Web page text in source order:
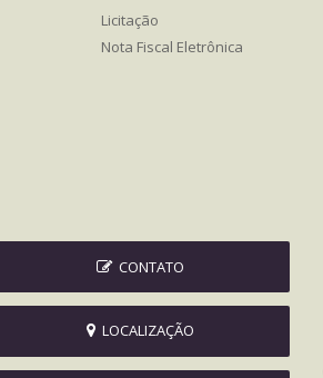
Licitação
Nota Fiscal Eletrônica
CONTATO
LOCALIZAÇÃO